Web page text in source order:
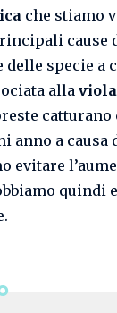
che stiamo
cause
specie a
alla
catturano
anno a causa
evitare
quindi